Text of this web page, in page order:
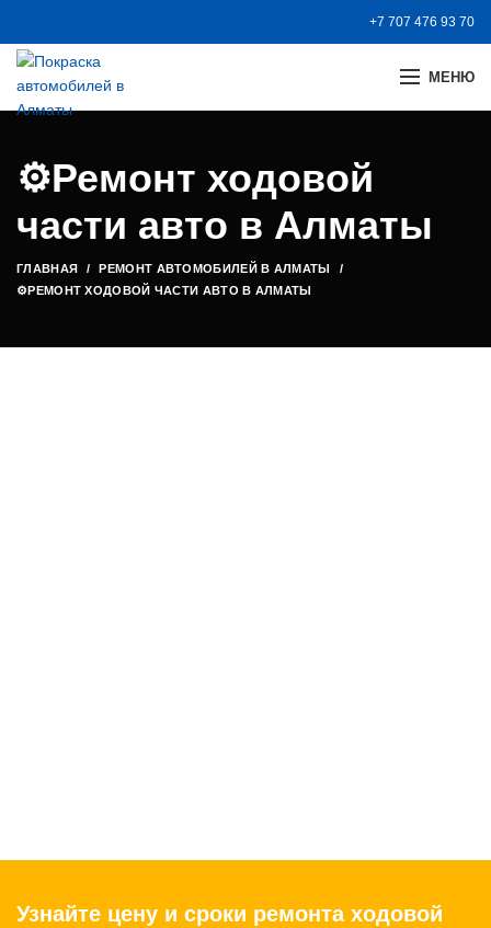
+7 707 476 93 70
МЕНЮ
⚙️Ремонт ходовой
части авто в Алматы
ГЛАВНАЯ
РЕМОНТ АВТОМОБИЛЕЙ В АЛМАТЫ
⚙️РЕМОНТ ХОДОВОЙ ЧАСТИ АВТО В АЛМАТЫ
Узнайте цену и сроки ремонта ходовой